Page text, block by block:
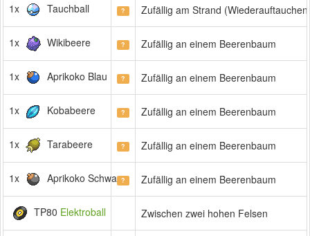
1x Tauchball ? Zufällig am Strand
1x Wikibeere ? Zufällig an einem Beerenbaum
1x Aprikoko Blau ? Zufällig an einem Beerenbaum
1x Kobabeere ? Zufällig an einem Beerenbaum
1x Tarabeere ? Zufällig an einem Beerenbaum
1x Aprikoko Schwarz
? Zufällig an einem Beerenbaum
TP80 Elektroball Zwischen zwei hohen Felsen